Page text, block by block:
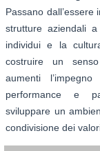
Passano
strutture aziendali
individui e la
costruire un
aumenti
performance e
sviluppare un
condivisione dei